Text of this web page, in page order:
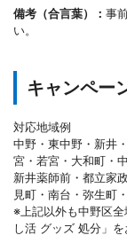
備考（合言葉）： 事
い。
キャンペー
対応地域例
中野・東中野・新井
宮・若宮・大和町・
新井薬師前・都立家
見町・南台・弥生町
※上記以外も中野区
し活 グッズ 処分」